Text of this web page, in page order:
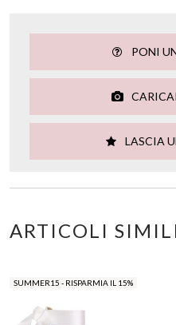
PONI
LASCIA
ARTICOLI
SUMMER15 - RISPARMIA IL 15%